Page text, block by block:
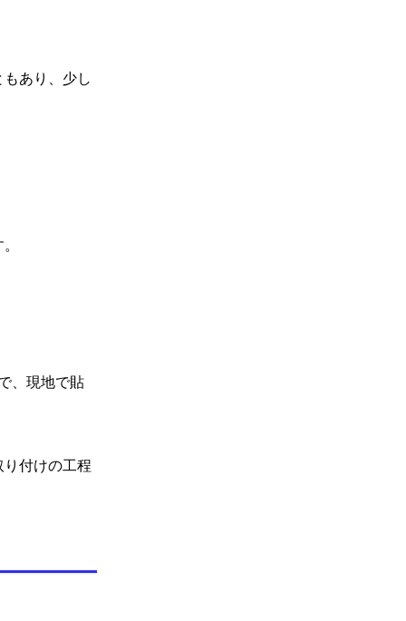
あり、少し
、現地で貼
付けの工程